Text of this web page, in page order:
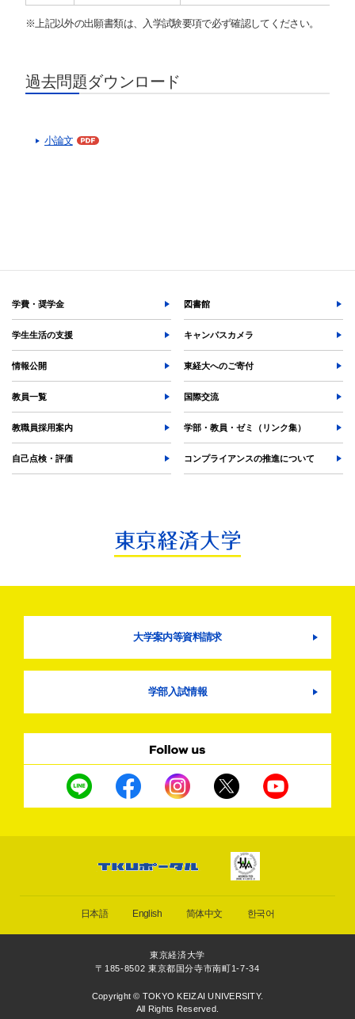
各種証明書の発行
奨学金
※上記以外の出願書類は、入学試験要項で必ず確認してください。
過去問題ダウンロード
小論文
学費・奨学金 図書館
学生生活の支援 キャンパスカメラ
情報公開 東経大へのご寄付
教員一覧 国際交流
教職員採用案内 学部・教員・ゼミ（リンク集）
自己点検・評価 コンプライアンスの推進について
大学案内等資料請求
学部入試情報
日本語 English 简体中文 한국어
東京経済大学
〒185-8502 東京都国分寺市南町1-7-34
Copyright © TOKYO KEIZAI UNIVERSITY.
All Rights Reserved.